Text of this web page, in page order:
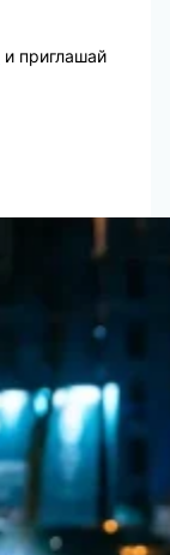
и приглашай